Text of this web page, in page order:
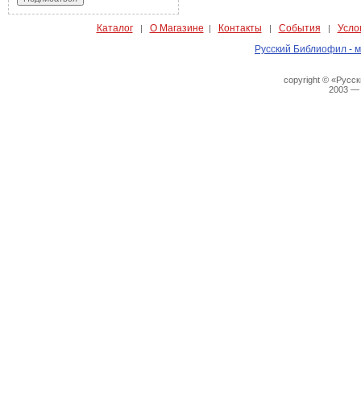
Каталог| О Магазине | Контакты | События |
Русский Библиофил -
copyright ©
2003 —